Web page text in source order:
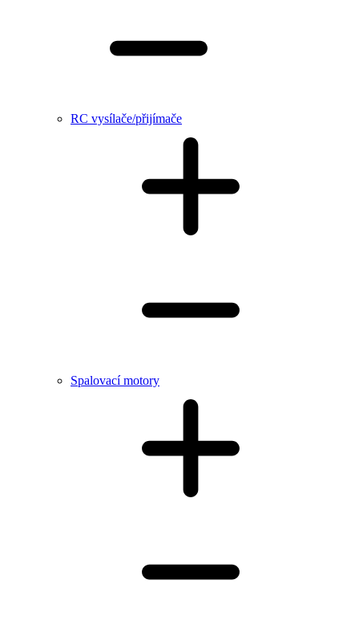
RC vysílače/přijímače
Spalovací motory